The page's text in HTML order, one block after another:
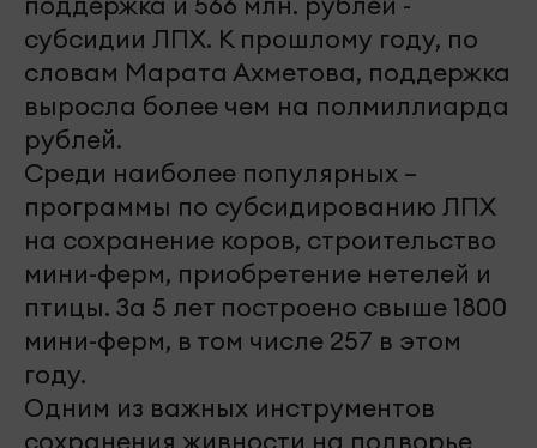
субсидии ЛПХ. К прошлому году, по
словам Марата Ахметова, поддержка
выросла более чем на полмиллиарда
рублей.
Среди наиболее популярных –
программы по субсидированию ЛПХ
на сохранение коров, строительство
мини-ферм, приобретение нетелей и
птицы. За 5 лет построено свыше 1800
мини-ферм, в том числе 257 в этом
году.
Одним из важных инструментов
сохранения живности на подворье